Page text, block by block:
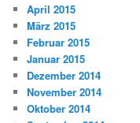
April 2015
März 2015
Februar 2015
Januar 2015
Dezember 2014
November 2014
Oktober 2014